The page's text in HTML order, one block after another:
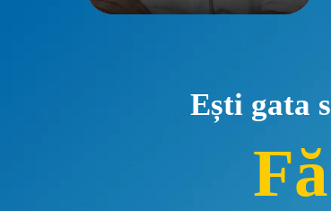
Ești gata